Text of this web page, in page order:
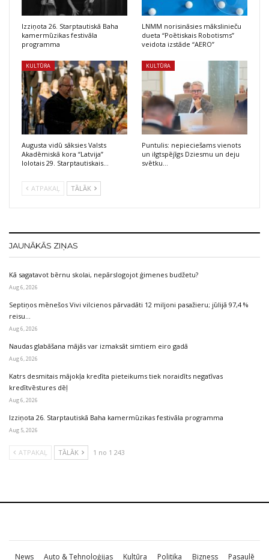
Izziņota 26. Starptautiskā Baha
kamermūzikas festivāla
programma
LNMM norisināsies mākslinieču
dueta “Poētiskais Robotisms”
veidota izstāde “AERO”
KULTŪRA
Augusta vidū sāksies Valsts
Akadēmiskā kora “Latvija”
lolotais 29. Starptautiskais…
KULTŪRA
Puntulis: nepieciešams vienots
un ilgtspējīgs Dziesmu un deju
svētku…
ATPAKAĻ TĀLĀK
JAUNĀKĀS ZIŅAS
Kā sagatavot bērnu skolai, nepārslogojot ģimenes budžetu?
Aug 6, 2026
Septiņos mēnešos Vivi vilcienos pārvadāti 12 miljoni pasažieru; jūlijā 97,4 %
reisu…
Aug 6, 2026
Naudas glabāšana mājās var izmaksāt simtiem eiro gadā
Aug 6, 2026
Katrs desmitais mājokļa kredīta pieteikums tiek noraidīts negatīvas
kredītvēstures dēļ
Aug 6, 2026
Izziņota 26. Starptautiskā Baha kamermūzikas festivāla programma
Aug 5, 2026
ATPAKAĻ TĀLĀK 1 no 1 243
News Auto & Tehnoloģijas Kultūra Politika Bizness Pasaulē